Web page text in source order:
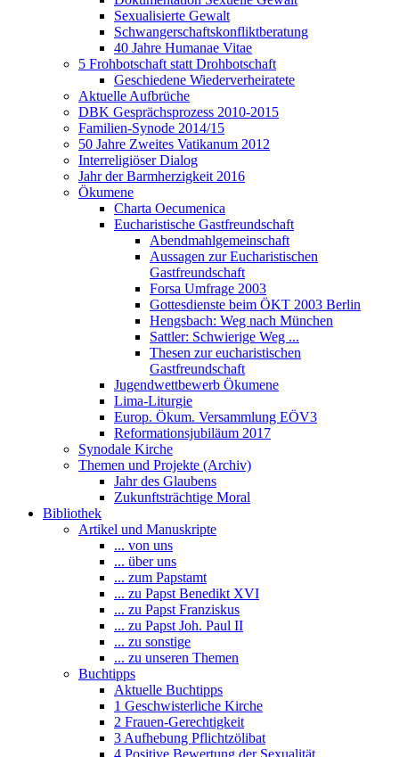
Sexualisierte Gewalt
Schwangerschaftskonfliktberatung
40 Jahre Humanae Vitae
5 Frohbotschaft statt Drohbotschaft
Geschiedene Wiederverheiratete
Aktuelle Aufbrüche
DBK Gesprächsprozess 2010-2015
Familien-Synode 2014/15
50 Jahre Zweites Vatikanum 2012
Interreligiöser Dialog
Jahr der Barmherzigkeit 2016
Ökumene
Charta Oecumenica
Eucharistische Gastfreundschaft
Abendmahlgemeinschaft
Aussagen zur Eucharistischen
Gastfreundschaft
Forsa Umfrage 2003
Gottesdienste beim ÖKT 2003 Berlin
Hengsbach: Weg nach München
Sattler: Schwierige Weg ...
Thesen zur eucharistischen
Gastfreundschaft
Jugendwettbewerb Ökumene
Lima-Liturgie
Europ. Ökum. Versammlung EÖV3
Reformationsjubiläum 2017
Synodale Kirche
Themen und Projekte (Archiv)
Jahr des Glaubens
Zukunftsträchtige Moral
Bibliothek
Artikel und Manuskripte
... von uns
... über uns
... zum Papstamt
... zu Papst Benedikt XVI
... zu Papst Franziskus
... zu Papst Joh. Paul II
... zu sonstige
... zu unseren Themen
Buchtipps
Aktuelle Buchtipps
1 Geschwisterliche Kirche
2 Frauen-Gerechtigkeit
3 Aufhebung Pflichtzölibat
4 Positive Bewertung der Sexualität